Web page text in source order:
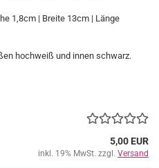
1,8cm | Breite 13cm | Länge
hochweiß und innen schwarz.
5,00 EUR
inkl. 19% MwSt. zzgl. Versand